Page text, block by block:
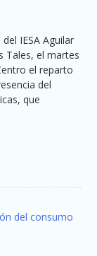
IESA Aguilar
Tales, el martes
el reparto
del
que